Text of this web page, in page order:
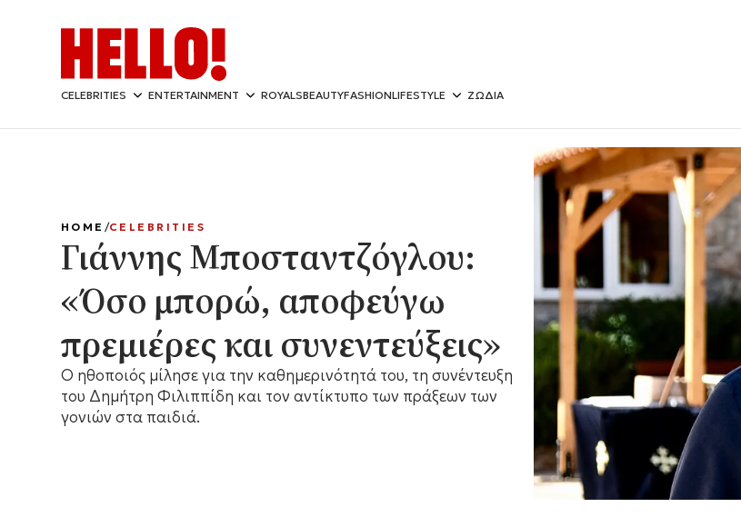
CELEBRITIES ENTERTAINMENT ROYALSBEAUTYFASHIONLIFESTYLE ΖΩΔΙΑ
HOME CELEBRITIES
Γιάννης Μποσταντζόγλου:
«Όσο μπορώ, αποφεύγω
πρεμιέρες και συνεντεύξεις»
Ο ηθοποιός μίλησε για την καθημερινότητά του, τη συνέντευξη
του Δημήτρη Φιλιππίδη και τον αντίκτυπο των πράξεων των
γονιών στα παιδιά.